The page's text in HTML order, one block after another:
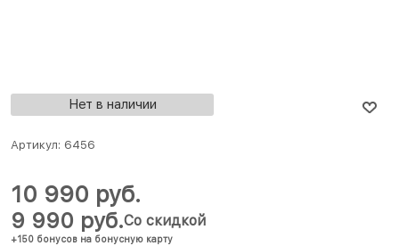
Нет в наличии
Артикул: 6456
9 990 руб.
+150 бонусов на бонусную карту
Со скидкой
10 990 руб.